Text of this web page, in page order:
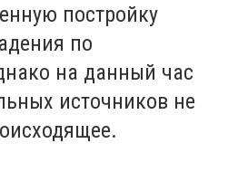
постройку
по
на данный час
источников не